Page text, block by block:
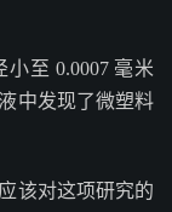
至 0.0007 毫米
中发现了微塑料
该对这项研究的